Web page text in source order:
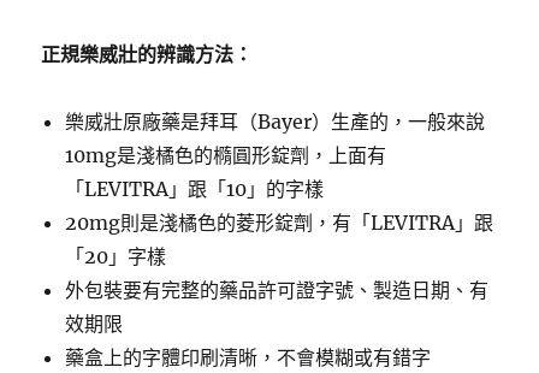
正規樂威壯的辨識方法：
樂威壯原廠藥是拜耳（Bayer）生產的，一般來說
10mg是淺橘色的橢圓形錠劑，上面有
「LEVITRA」跟「10」的字樣
20mg則是淺橘色的菱形錠劑，有「LEVITRA」跟
「20」字樣
外包裝要有完整的藥品許可證字號、製造日期、有
效期限
藥盒上的字體印刷清晰，不會模糊或有錯字